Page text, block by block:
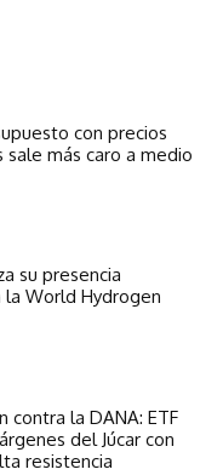
con precios
sale más caro a medio
su presencia
la World Hydrogen
contra la DANA: ETF
del Júcar con
resistencia